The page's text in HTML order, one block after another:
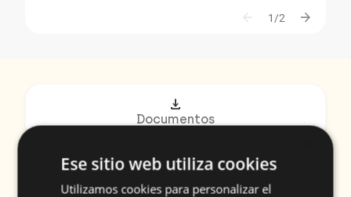
arrow_back 1/2 arrow_forward
download
Documentos
play_circle
Videos
Ese sitio web utiliza cookies
Utilizamos cookies para personalizar el